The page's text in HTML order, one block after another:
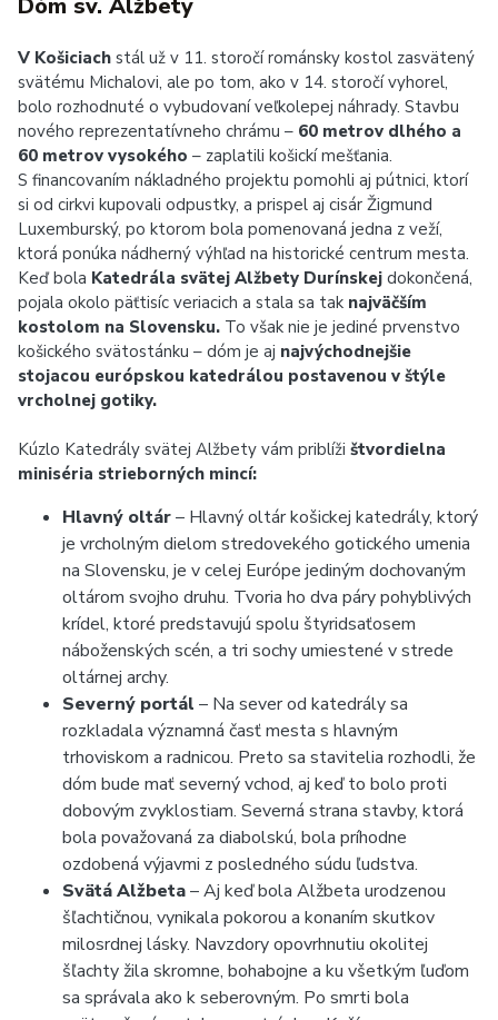
Dóm sv. Alžbety
V Košiciach stál už v 11. storočí románsky kostol zasvätený
svätému Michalovi, ale po tom, ako v 14. storočí vyhorel,
bolo rozhodnuté o vybudovaní veľkolepej náhrady. Stavbu
nového reprezentatívneho chrámu – 60 metrov dlhého a
60 metrov vysokého – zaplatili košickí mešťania.
S financovaním nákladného projektu pomohli aj pútnici, ktorí
si od cirkvi kupovali odpustky, a prispel aj cisár Žigmund
Luxemburský, po ktorom bola pomenovaná jedna z veží,
ktorá ponúka nádherný výhľad na historické centrum mesta.
Keď bola Katedrála svätej Alžbety Durínskej dokončená,
pojala okolo päťtisíc veriacich a stala sa tak najväčším
kostolom na Slovensku. To však nie je jediné prvenstvo
košického svätostánku – dóm je aj najvýchodnejšie
stojacou európskou katedrálou postavenou v štýle
vrcholnej gotiky.
Kúzlo Katedrály svätej Alžbety vám priblíži štvordielna
miniséria strieborných mincí:
Hlavný oltár– Hlavný oltár košickej katedrály, ktorý
je vrcholným dielom stredovekého gotického umenia
na Slovensku, je v celej Európe jediným dochovaným
oltárom svojho druhu. Tvoria ho dva páry pohyblivých
krídel, ktoré predstavujú spolu štyridsaťosem
náboženských scén, a tri sochy umiestené v strede
oltárnej archy.
Severný portál – Na sever od katedrály sa
rozkladala významná časť mesta s hlavným
trhoviskom a radnicou. Preto sa stavitelia rozhodli, že
dóm bude mať severný vchod, aj keď to bolo proti
dobovým zvyklostiam. Severná strana stavby, ktorá
bola považovaná za diabolskú, bola príhodne
ozdobená výjavmi z posledného súdu ľudstva.
Svätá Alžbeta– Aj keď bola Alžbeta urodzenou
šľachtičnou, vynikala pokorou a konaním skutkov
milosrdnej lásky. Navzdory opovrhnutiu okolitej
šľachty žila skromne, bohabojne a ku všetkým ľuďom
sa správala ako k seberovným. Po smrti bola